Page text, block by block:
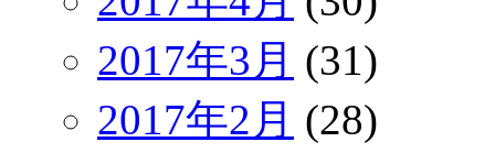
2017年3月 (31)
2017年2月 (28)